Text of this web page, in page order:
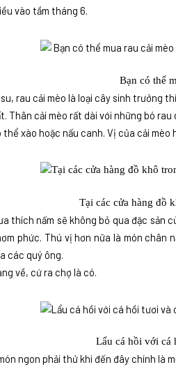
vào tầm tháng 6.
Bạn có thể
rau cải mèo là loại cây sinh trưởng
Thân cải mèo rất dài với những bó rau
xào hoặc nấu canh. Vị của cải
Tại các cửa hàng đồ
thích nấm sẽ không bỏ qua đặc sản
phức. Thú vị hơn nữa là món
các quý ông.
về, cứ ra chợ là có.
Lẩu cá hồi với cá
ngon phải thử khi đến đây chính là